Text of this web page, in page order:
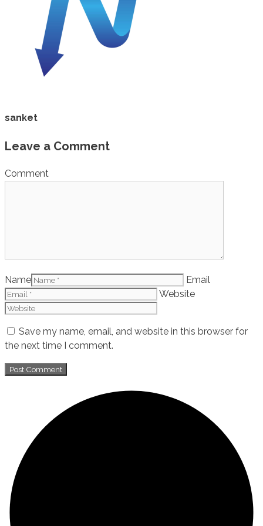
sanket
Leave a Comment
Comment
Name
Email
Website
Save my name, email, and website in this browser for
the next time I comment.